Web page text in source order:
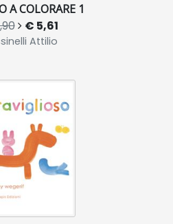
A COLORARE 1
€ 5,61
Attilio